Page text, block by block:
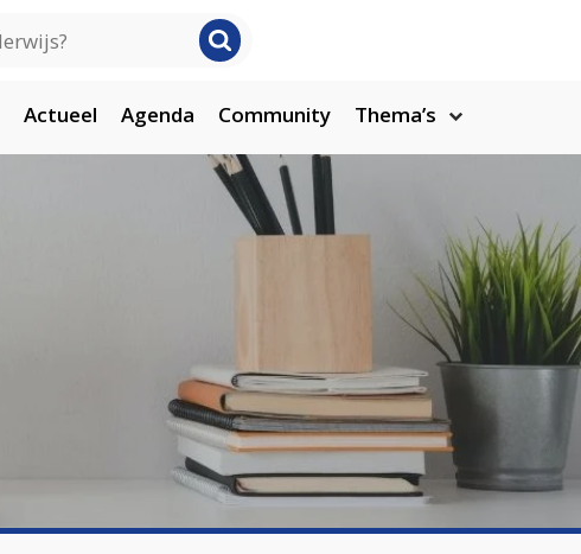
Actueel Agenda Community Thema’s